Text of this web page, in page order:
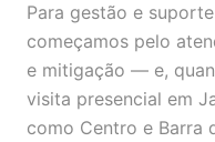
Para gestão e
começamos pelo
e mitigação — e,
visita presencial em
como Centro e Barra